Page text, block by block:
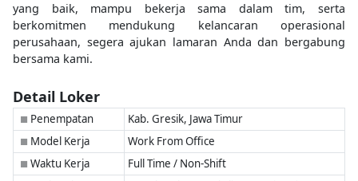
yang baik, mampu bekerja sama dalam tim, serta
berkomitmen mendukung kelancaran operasional
perusahaan, segera ajukan lamaran Anda dan bergabung
bersama kami.
Detail Loker
■ Penempatan Kab. Gresik, Jawa Timur
■ Model Kerja Work From Office
■ Waktu Kerja Full Time / Non-Shift